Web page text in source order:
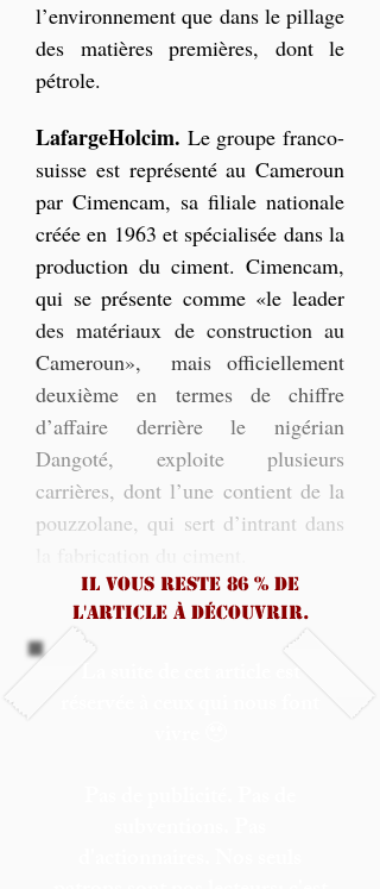
l’environnement que dans le pillage
des matières premières, dont le
pétrole.
LafargeHolcim. Le groupe franco-
suisse est représenté au Cameroun
par Cimencam, sa filiale nationale
créée en 1963 et spécialisée dans la
production du ciment. Cimencam,
qui se présente comme «le leader
des matériaux de construction au
Cameroun»,  mais officiellement
deuxième en termes de chiffre
d’affaire derrière le nigérian
Dangoté, exploite plusieurs
carrières, dont l’une contient de la
pouzzolane, qui sert d’intrant dans
Il vous reste 86 % de
l'article à découvrir.